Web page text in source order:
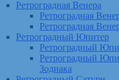
Ретроградная Венера
Ретроградная
Ретроградная
Ретроградный Юпитер
Ретроградный
Ретроградный
Зодиака